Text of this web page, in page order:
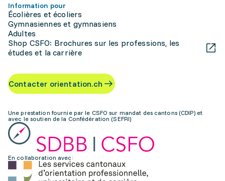
Information pour
Écolières et écoliers
Gymnasiennes et gymnasiens
Adultes
Shop CSFO: Brochures sur les professions, les
études et la carrière
Contacter orientation.ch
Une prestation fournie par le CSFO sur mandat des cantons (CDIP) et
avec le soutien de la Confédération (SEFRI)
En collaboration avec: